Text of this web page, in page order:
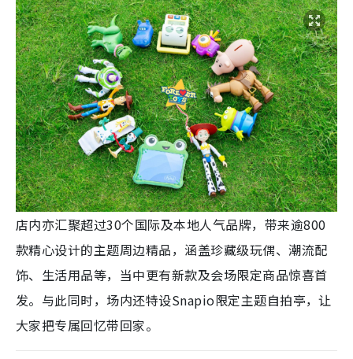
店内亦汇聚超过30个国际及本地人气品牌，带来逾800
款精心设计的主题周边精品，涵盖珍藏级玩偶、潮流配
饰、生活用品等，当中更有新款及会场限定商品惊喜首
发。与此同时，场内还特设Snapio限定主题自拍亭，让
大家把专属回忆带回家。